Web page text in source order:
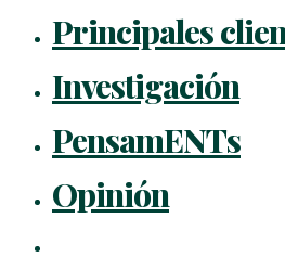
Principales
Investigación
PensamENTs
Opinión